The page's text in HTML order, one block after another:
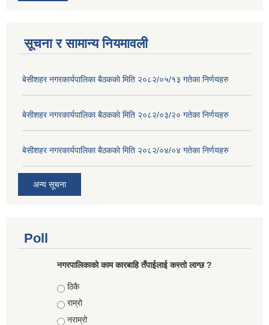
सूचना र सामान्य नियमावली
बे‍‍सीशहर नगरकार्यपालिका बैठककाे मिति २०८२/०५/१३ गतेका निर्णयहरु
बे‍‍सीशहर नगरकार्यपालिका बैठककाे मिति २०८२/०३/२० गतेका निर्णयहरु
बे‍‍सीशहर नगरकार्यपालिका बैठककाे मिति २०८२/०४/०४ गतेका निर्णयहरु
अन्य सूचना
Poll
नगरपालिकाको काम कारबाहि तँपाईलाई कस्तो लाग्छ ?
Choices
ठिकै
राम्रो
नराम्रो